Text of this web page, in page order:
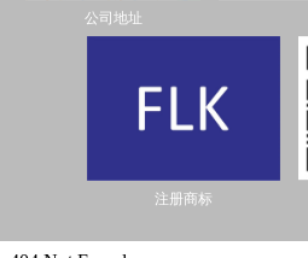
公司地址
注册商标